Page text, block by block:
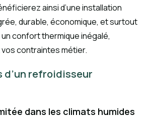
ainsi d’une installation
durable, économique, et surtout
confort thermique inégalé,
contraintes métier.
d’un refroidisseur
dans les climats humides